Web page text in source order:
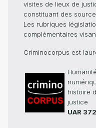
visites de lieux de
constituant des
Les rubriques
complémentaires
Criminocorpus est
histoire
justice
UAR